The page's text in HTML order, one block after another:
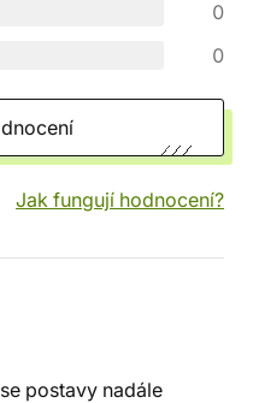
0
0
Jak fungují hodnocení?
postavy nadále